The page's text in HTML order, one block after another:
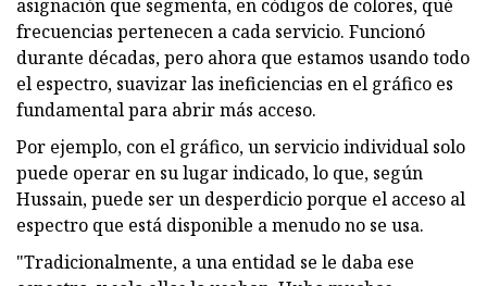
asignación que segmenta, en códigos de colores, qué
frecuencias pertenecen a cada servicio. Funcionó
durante décadas, pero ahora que estamos usando todo
el espectro, suavizar las ineficiencias en el gráfico es
fundamental para abrir más acceso.
Por ejemplo, con el gráfico, un servicio individual solo
puede operar en su lugar indicado, lo que, según
Hussain, puede ser un desperdicio porque el acceso al
espectro que está disponible a menudo no se usa.
"Tradicionalmente, a una entidad se le daba ese